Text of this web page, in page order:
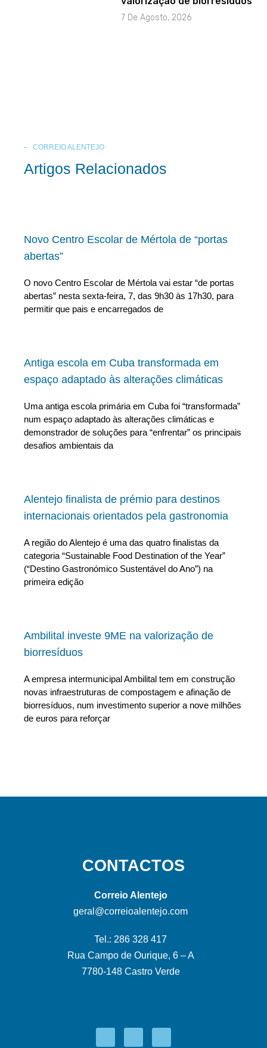
7 De Agosto, 2026
CORREIO ALENTEJO
Artigos Relacionados
Novo Centro Escolar de Mértola de “portas
abertas”
O novo Centro Escolar de Mértola vai estar “de portas
abertas” nesta sexta-feira, 7, das 9h30 às 17h30, para
permitir que pais e encarregados de
Antiga escola em Cuba transformada em
espaço adaptado às alterações climáticas
Uma antiga escola primária em Cuba foi “transformada”
num espaço adaptado às alterações climáticas e
demonstrador de soluções para “enfrentar” os principais
desafios ambientais da
Alentejo finalista de prémio para destinos
internacionais orientados pela gastronomia
A região do Alentejo é uma das quatro finalistas da
categoria “Sustainable Food Destination of the Year”
(“Destino Gastronómico Sustentável do Ano”) na
primeira edição
Ambilital investe 9ME na valorização de
biorresíduos
A empresa intermunicipal Ambilital tem em construção
novas infraestruturas de compostagem e afinação de
biorresíduos, num investimento superior a nove milhões
de euros para reforçar
CONTACTOS
Correio Alentejo
geral@correioalentejo.com
Tel.: 286 328 417
Rua Campo de Ourique, 6 – A
7780-148 Castro Verde